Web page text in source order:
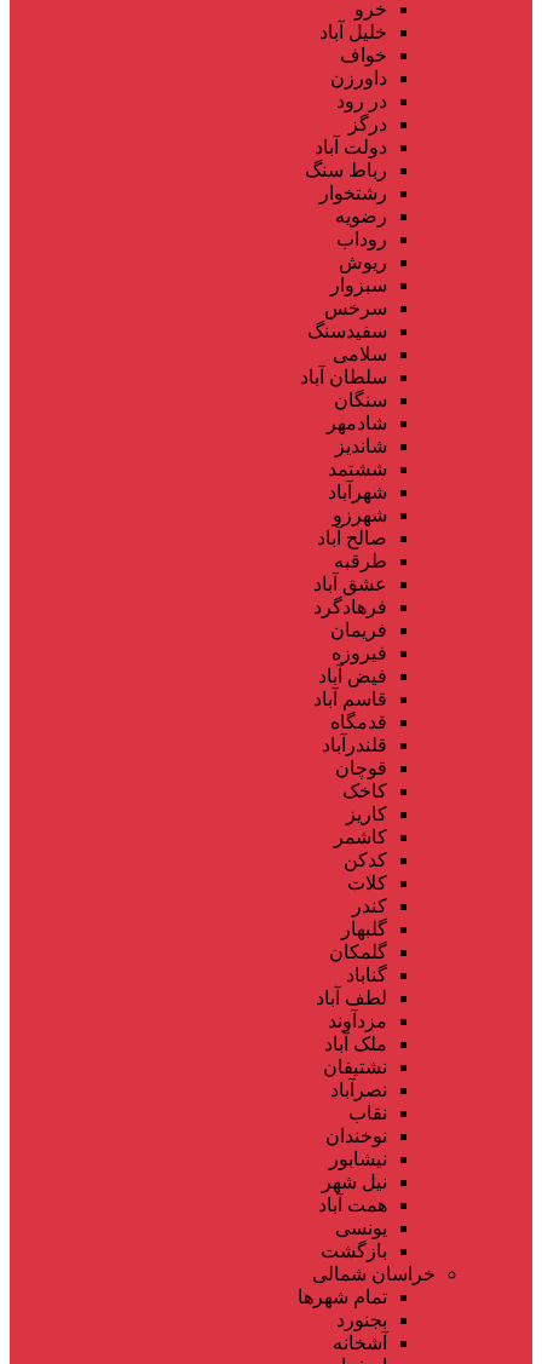
خرو
خلیل آباد
خواف
داورزن
در رود
درگز
دولت آباد
رباط سنگ
رشتخوار
رضویه
روداب
ریوش
سبزوار
سرخس
سفیدسنگ
سلامی
سلطان آباد
سنگان
شادمهر
شاندیز
ششتمد
شهرآباد
شهرزو
صالح آباد
طرقبه
عشق آباد
فرهادگرد
فریمان
فیروزه
فیض آباد
قاسم آباد
قدمگاه
قلندرآباد
قوچان
کاخک
کاریز
کاشمر
کدکن
کلات
کندر
گلبهار
گلمکان
گناباد
لطف آباد
مزدآوند
ملک آباد
نشتیفان
نصرآباد
نقاب
نوخندان
نیشابور
نیل شهر
همت آباد
یونسی
بازگشت
خراسان شمالی
تمام شهر‌ها
بجنورد
آشخانه